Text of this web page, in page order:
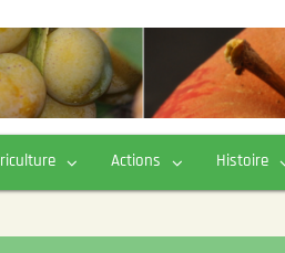
Actions Histoire